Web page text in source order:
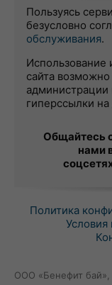
Пользуясь
безусловно
обслуживания.
Использование
сайта
администрации
гиперссылки
Общайтесь
нами
Политика
Условия
ООО «Бенефит